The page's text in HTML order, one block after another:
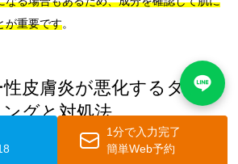
が重要です。
皮膚炎が悪化するタイミ
ングと対処法
特定の時期や状況で悪化することがありま
1分で入力完了
簡単Web予約